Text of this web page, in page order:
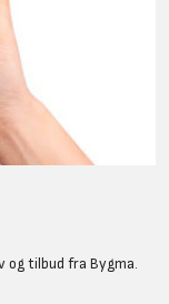
og tilbud fra Bygma.